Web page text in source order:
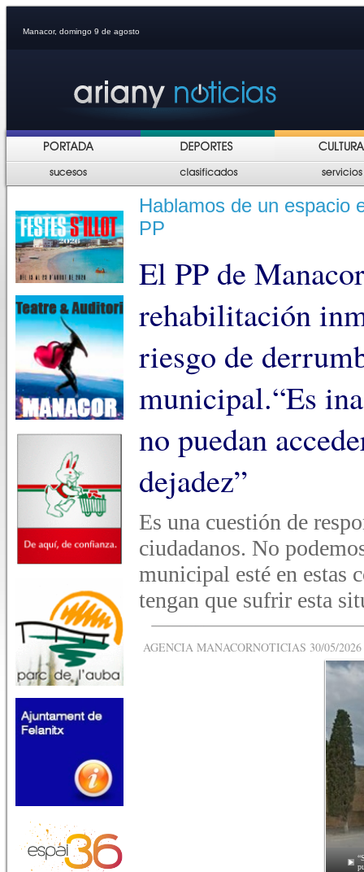
Manacor, domingo 9 de agosto
Hablamos de un espacio
PP
El PP de
rehabilitación
riesgo de
municipal.“Es
no puedan
dejadez”
Es una cuestión de
ciudadanos. No
municipal esté en estas
tengan que sufrir esta
AGENCIA MANACORNOTICIAS 30/05/